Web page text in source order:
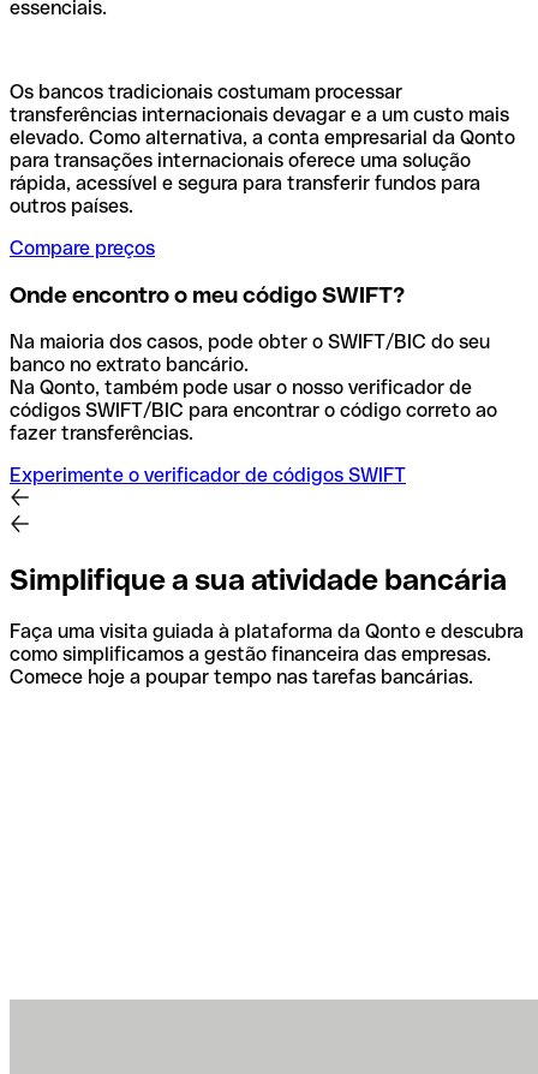
essenciais.
Os bancos tradicionais costumam processar
transferências internacionais devagar e a um custo mais
elevado. Como alternativa, a conta empresarial da Qonto
para transações internacionais oferece uma solução
rápida, acessível e segura para transferir fundos para
outros países.
Compare preços
Onde encontro o meu código SWIFT?
Na maioria dos casos, pode obter o SWIFT/BIC do seu
banco no extrato bancário.
Na Qonto, também pode usar o nosso verificador de
códigos SWIFT/BIC para encontrar o código correto ao
fazer transferências.
Experimente o verificador de códigos SWIFT
Simplifique a sua atividade bancária
Faça uma visita guiada à plataforma da Qonto e descubra
como simplificamos a gestão financeira das empresas.
Comece hoje a poupar tempo nas tarefas bancárias.